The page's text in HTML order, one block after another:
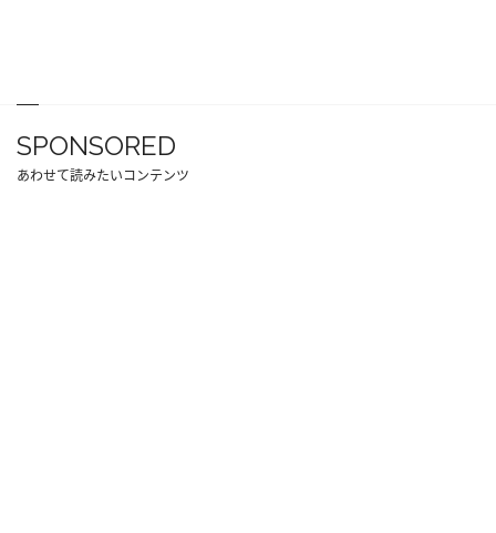
SPONSORED
あわせて読みたいコンテンツ